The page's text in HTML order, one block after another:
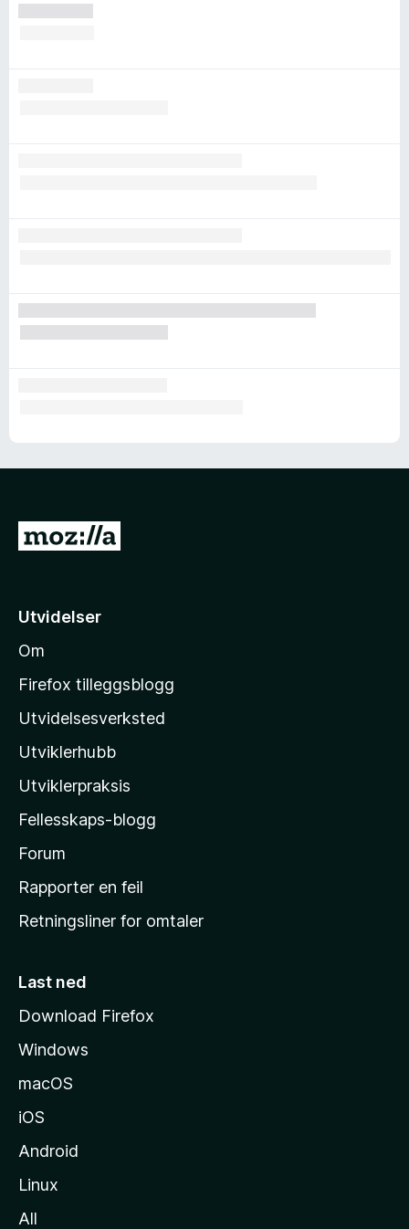
G
i
M
o
l
l
s
h
j
m
e
i
d
Utvidelser
Om
Firefox tilleggsblogg
Utvidelsesverksted
Utviklerhubb
Utviklerpraksis
Fellesskaps-blogg
Forum
Rapporter en feil
Retningsliner for omtaler
Last ned
Download Firefox
Windows
macOS
iOS
Android
Linux
All